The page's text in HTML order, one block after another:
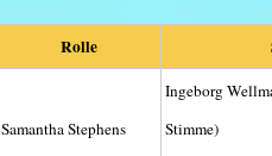
Rolle
Samantha Stephens
Ingeborg
Stimme)